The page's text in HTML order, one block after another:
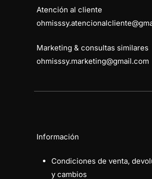
Atención al cliente
Marketing & consultas similares
ohmisssy.marketing@gmail.com
Información
Condiciones de venta,
y cambios